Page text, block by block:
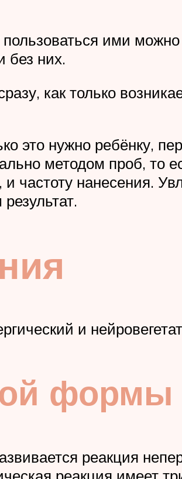
ими
без них.
как только
это нужно ребёнку,
методом проб, то
частоту нанесения.
и
формы
реакция